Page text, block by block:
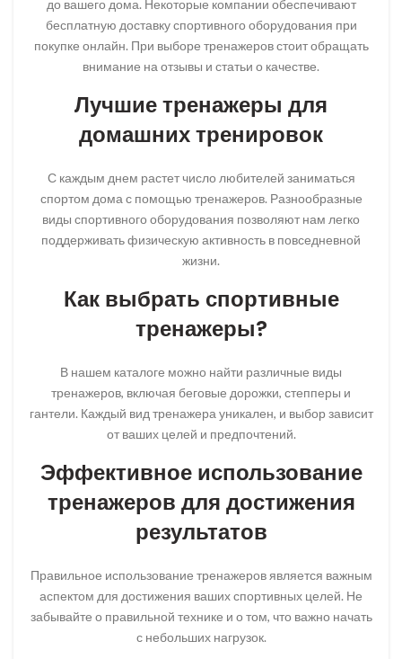
до вашего дома. Некоторые компании обеспечивают
бесплатную доставку спортивного оборудования при
покупке онлайн. При выборе тренажеров стоит обращать
внимание на отзывы и статьи о качестве.
Лучшие тренажеры для
домашних тренировок
С каждым днем растет число любителей заниматься
спортом дома с помощью тренажеров. Разнообразные
виды спортивного оборудования позволяют нам легко
поддерживать физическую активность в повседневной
жизни.
Как выбрать спортивные
тренажеры?
В нашем каталоге можно найти различные виды
тренажеров, включая беговые дорожки, степперы и
гантели. Каждый вид тренажера уникален, и выбор зависит
от ваших целей и предпочтений.
Эффективное использование
тренажеров для достижения
результатов
Правильное использование тренажеров является важным
аспектом для достижения ваших спортивных целей. Не
забывайте о правильной технике и о том, что важно начать
с небольших нагрузок.